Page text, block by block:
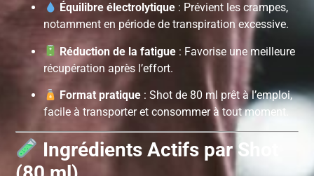
Équilibre électrolytique: Prévient les crampes,
notamment en période de transpiration excessive.
Réduction de la fatigue: Favorise une meilleure
récupération après l’effort.
Format pratique: Shot de 80 ml prêt à l’emploi,
facile à transporter et consommer à tout moment.
Ingrédients Actifs par Shot